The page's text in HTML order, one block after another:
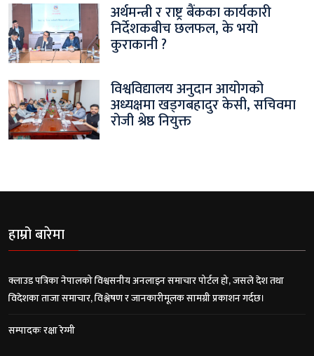
अर्थमन्त्री र राष्ट्र बैंकका कार्यकारी
निर्देशकबीच छलफल, के भयो
कुराकानी ?
विश्वविद्यालय अनुदान आयोगको
अध्यक्षमा खड्गबहादुर केसी, सचिवमा
रोजी श्रेष्ठ नियुक्त
हाम्रो बारेमा
क्लाउड पत्रिका नेपालको विश्वसनीय अनलाइन समाचार पोर्टल हो, जसले देश तथा
विदेशका ताजा समाचार, विश्लेषण र जानकारीमूलक सामग्री प्रकाशन गर्दछ।
सम्पादकः रक्षा रेग्मी